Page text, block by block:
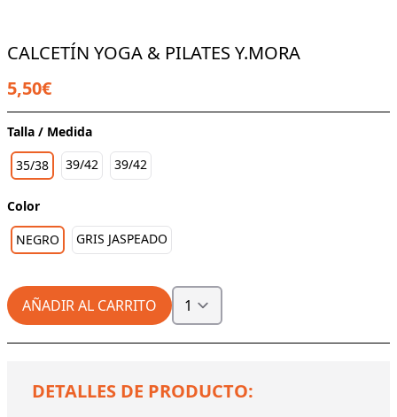
CALCETÍN YOGA & PILATES Y.MORA
5,50€
Talla / Medida
35/38
39/42 39/42
Color
NEGRO
GRIS JASPEADO
AÑADIR AL CARRITO
DETALLES DE PRODUCTO: